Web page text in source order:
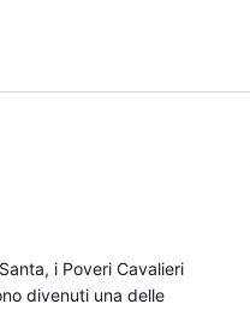
i Poveri Cavalieri
divenuti una delle